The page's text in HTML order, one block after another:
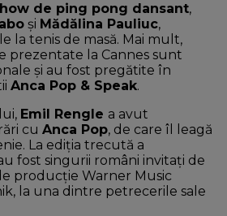
de ping pong dansant,
și Mădălina Pauliuc,
la tenis de masă. Mai mult,
prezentate la Cannes sunt
și au fost pregătite în
Anca Pop & Speak.
Emil Rengle a avut
cu Anca Pop, de care îl leagă
La ediția trecută a
fost singurii români invitați de
producție Warner Music
la una dintre petrecerile sale